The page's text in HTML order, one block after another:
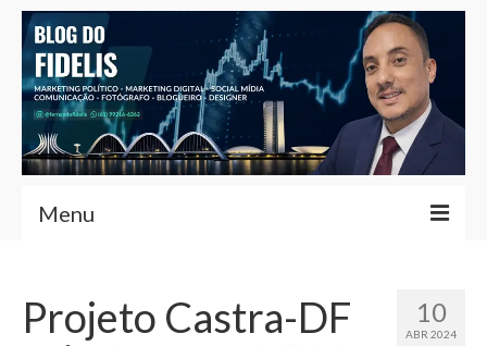
Menu
Fernando Fidelis 10
ABR 2024
Projeto Castra-DF